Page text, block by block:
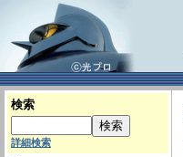
検索
詳細検索